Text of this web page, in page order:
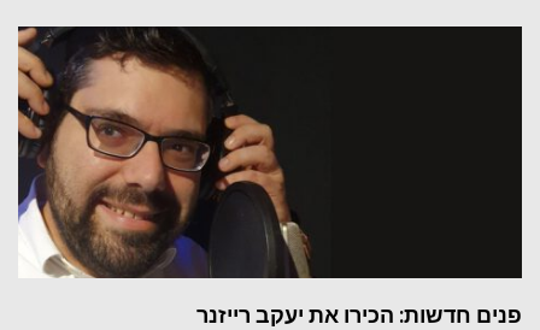
פנים חדשות: הכירו את יעקב רייזנר